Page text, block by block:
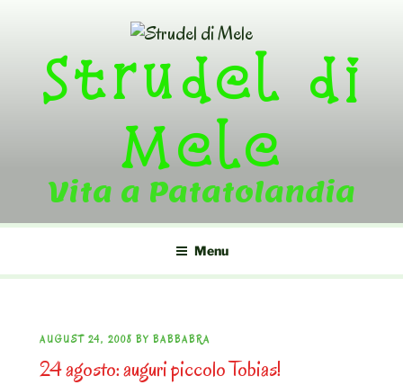
contentStrudel di
Mele
Vita a Patatolandia
Menu
POSTED
ON
AUGUST 24, 2008 BY BABBABRA
24 agosto: auguri piccolo Tobias!